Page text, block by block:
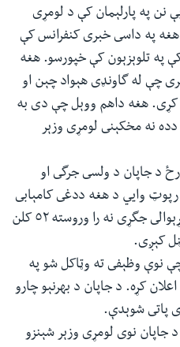
نن په پارلېمان کې د لومړى
هغه په داسى خبرى کنفرانس کې
په تلوېزېون کې خپورسو. هغه
چې له گاونډى هېواد چېن او
کړى. هغه داهم ووېل چې دى به
نه مخکېنى لومړى وزېر
د جاپان د ولسى جرگى او
رپوټ وايي د هغه ددغى کامېابى
اټکل ډېر زېات کېده. له دوېمى نړېوالى جگړى نه را وروسته ٥٢ کلن
کېږى.
نوې وظېفى ته وټاکل شو په
کړه. د جاپان د بهرنېو چارو
پاتى شوېدې.
جاپان نوى لومړى وزېر شېنزو